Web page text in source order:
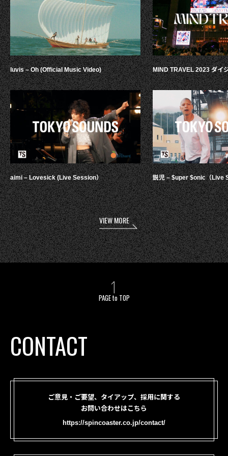
luvis – Oh (Official Music Video)
aimi – Lovesick (Live Session）
MIND TRAVEL 2023 ダイ
鋭児 – $uper $onic（Live
VIEW MORE
PAGE to TOP
CONTACT
ご意見・ご要望、タイアップ、採用に関する
お問い合わせはこちら
https://spincoaster.co.jp/contact/